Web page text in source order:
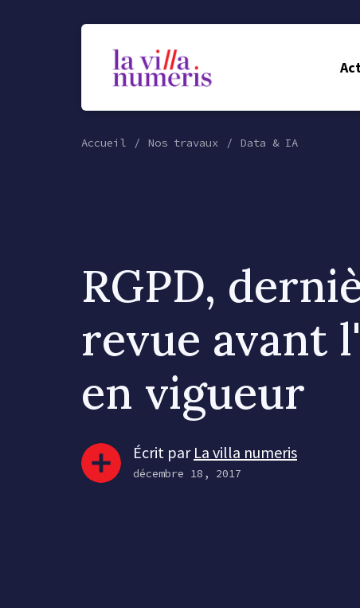
Accueil Nos travaux Data & IA
RGPD,
revue avant
en vigueur
Écrit par La villa numeris
décembre 18, 2017